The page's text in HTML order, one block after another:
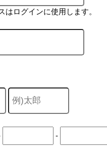
ログインに使用します。
-